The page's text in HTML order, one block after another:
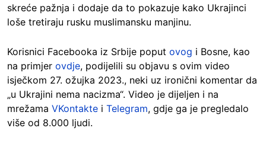
skreće pažnja i dodaje da to pokazuje kako Ukrajinci
loše tretiraju rusku muslimansku manjinu.
Korisnici Facebooka iz Srbije poput ovog i Bosne, kao
na primjer ovdje, podijelili su objavu s ovim video
isječkom 27. ožujka 2023., neki uz ironični komentar da
„u Ukrajini nema nacizma“. Video je dijeljen i na
mrežama VKontakte i Telegram, gdje ga je pregledalo
više od 8.000 ljudi.